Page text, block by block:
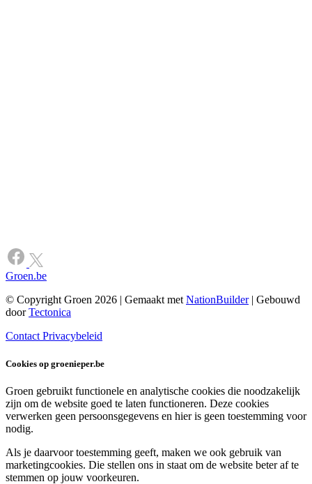
Groen.be
© Copyright Groen 2026 | Gemaakt metNationBuilder| Gebouwd
doorTectonica
ContactPrivacybeleid
Cookies op groenieper.be
Groen gebruikt functionele en analytische cookies die noodzakelijk
zijn om de website goed te laten functioneren. Deze cookies
verwerken geen persoonsgegevens en hier is geen toestemming voor
nodig.
Als je daarvoor toestemming geeft, maken we ook gebruik van
marketingcookies. Die stellen ons in staat om de website beter af te
stemmen op jouw voorkeuren.